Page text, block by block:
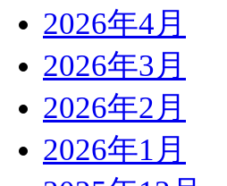
2026年4月
2026年3月
2026年2月
2026年1月